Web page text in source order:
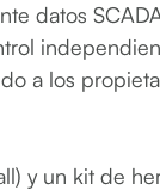
datos
a los
y un kit de